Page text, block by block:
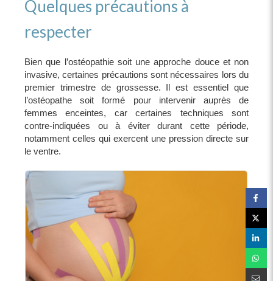
Quelques précautions à
respecter
Bien que l’ostéopathie soit une approche douce et non
invasive, certaines précautions sont nécessaires lors du
premier trimestre de grossesse. Il est essentiel que
l’ostéopathe soit formé pour intervenir auprès de
femmes enceintes, car certaines techniques sont
contre-indiquées ou à éviter durant cette période,
notamment celles qui exercent une pression directe sur
le ventre.